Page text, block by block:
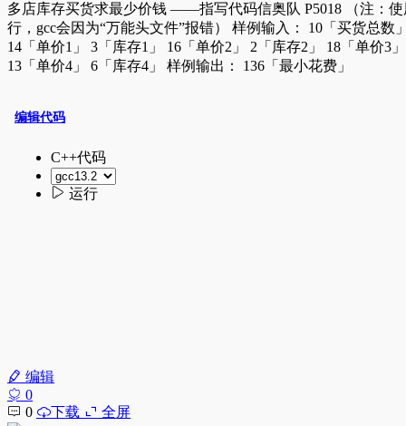
多店库存买货求最少价钱 ——指写代码信奥队 P5018 （注：使
行，gcc会因为“万能头文件”报错） 样例输入： 10「买货总数
14「单价1」 3「库存1」 16「单价2」 2「库存2」 18「单价3
13「单价4」 6「库存4」 样例输出： 136「最小花费」
编辑
0
0
下载 全屏